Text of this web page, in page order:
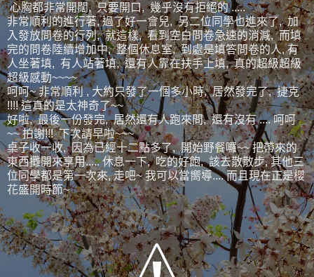
心胸都非常開闊, 只要開口, 幾乎沒有拒絕的 .....
非常順利的進行著, 過了好一會兒, 另二位同學也進來了, 加
入發放問卷的行列, 就這樣, 看到空白問卷急速的消減, 而填
完的問卷陸續增加中, 整個休息室, 到處是填答問卷的人, 有
人坐著填, 有人站著填, 還有人靠在扶手上填, 真的超級超級
超級感動~~~~
呵呵~ 非常順利 , 大約只發了一個多小時, 居然發完了, 捷克
!!!! 這真的是太神奇了~~
好啦, 最後一份發完, 居然還有人跑來問, 還有沒有 .... 呵呵
~~ 拍謝!!! 下次請早啦~~~
桌子收一收, 因為已經十二點多了, 開始野餐囉~~ 把帶來的
東西攤開來享用..... 休息一下, 吃的好飽, 該去散散步, 其他三
位同學都是第一次來, 走吧~ 我可以當嚮導.... 而且現在正是櫻
花盛開時節~